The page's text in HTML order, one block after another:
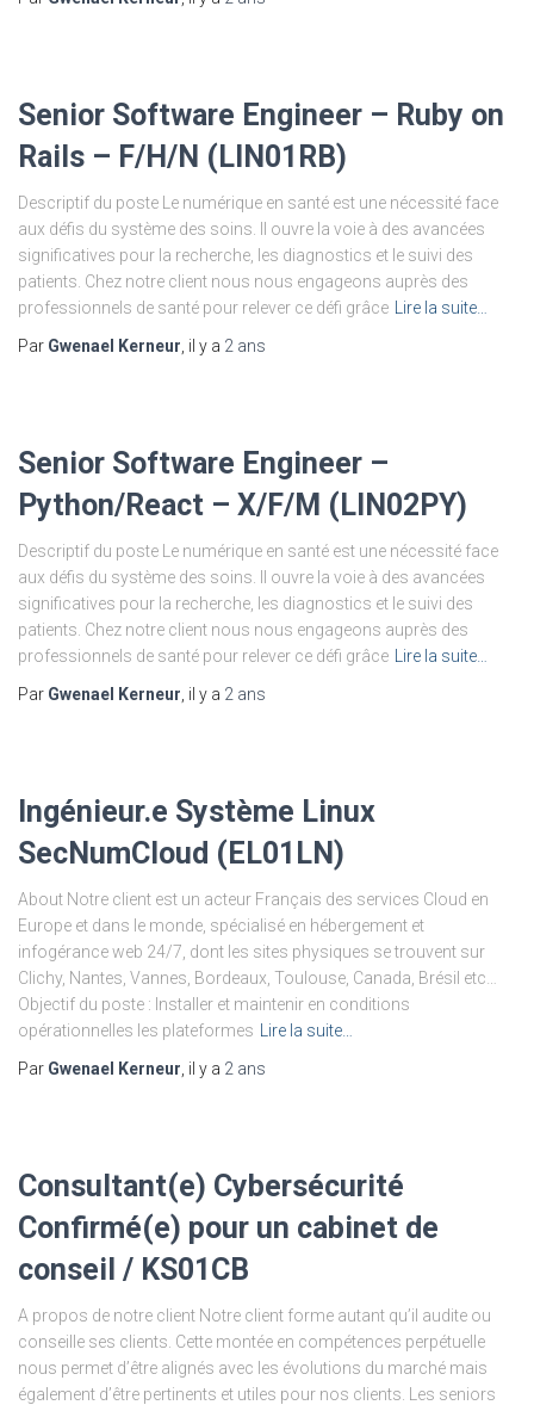
Senior Software Engineer – Ruby on
Rails – F/H/N (LIN01RB)
Descriptif du poste Le numérique en santé est une nécessité face
aux défis du système des soins. Il ouvre la voie à des avancées
significatives pour la recherche, les diagnostics et le suivi des
patients. Chez notre client nous nous engageons auprès des
professionnels de santé pour relever ce défi grâce
Lire la suite…
Par Gwenael Kerneur , il y a 2 ans
Senior Software Engineer –
Python/React – X/F/M (LIN02PY)
Descriptif du poste Le numérique en santé est une nécessité face
aux défis du système des soins. Il ouvre la voie à des avancées
significatives pour la recherche, les diagnostics et le suivi des
patients. Chez notre client nous nous engageons auprès des
professionnels de santé pour relever ce défi grâce
Lire la suite…
Par Gwenael Kerneur , il y a 2 ans
Ingénieur.e Système Linux
SecNumCloud (EL01LN)
About Notre client est un acteur Français des services Cloud en
Europe et dans le monde, spécialisé en hébergement et
infogérance web 24/7, dont les sites physiques se trouvent sur
Clichy, Nantes, Vannes, Bordeaux, Toulouse, Canada, Brésil etc…
Objectif du poste : Installer et maintenir en conditions
opérationnelles les plateformes
Lire la suite…
Par Gwenael Kerneur , il y a 2 ans
Consultant(e) Cybersécurité
Confirmé(e) pour un cabinet de
conseil / KS01CB
A propos de notre client Notre client forme autant qu’il audite ou
conseille ses clients. Cette montée en compétences perpétuelle
nous permet d’être alignés avec les évolutions du marché mais
également d’être pertinents et utiles pour nos clients. Les seniors